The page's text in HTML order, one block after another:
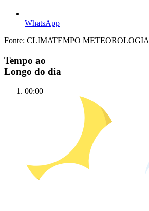
WhatsApp
Fonte: CLIMATEMPO METEOROLOGIA
Tempo ao
Longo do dia
00:00